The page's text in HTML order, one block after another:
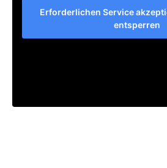
Erforderlichen Service
entsperren